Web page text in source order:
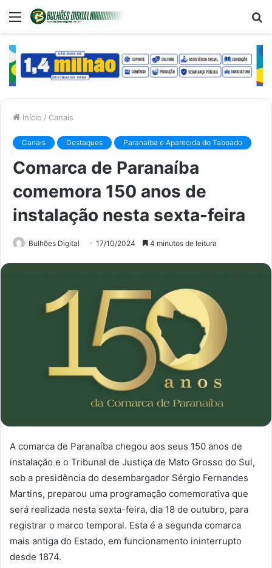
Menu
Início / Canais
Canais Destaques Paranaiba e Aparecida do Taboado
Comarca de Paranaíba
comemora 150 anos de
instalação nesta sexta-feira
Bulhões Digital 17/10/2024 4 minutos de leitura
A comarca de Paranaíba chegou aos seus 150 anos de
instalação e o Tribunal de Justiça de Mato Grosso do Sul,
sob a presidência do desembargador Sérgio Fernandes
Martins, preparou uma programação comemorativa que
será realizada nesta sexta-feira, dia 18 de outubro, para
registrar o marco temporal. Esta é a segunda comarca
mais antiga do Estado, em funcionamento ininterrupto
desde 1874.